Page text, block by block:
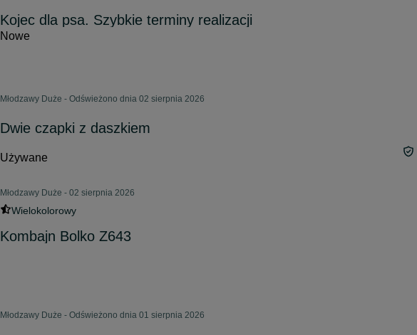
Kojec dla psa. Szybkie terminy realizacji
Nowe
Młodzawy Duże - Odświeżono dnia 02 sierpnia 2026
Dwie czapki z daszkiem
Używane
Młodzawy Duże - 02 sierpnia 2026
Wielokolorowy
Kombajn Bolko Z643
Młodzawy Duże - Odświeżono dnia 01 sierpnia 2026